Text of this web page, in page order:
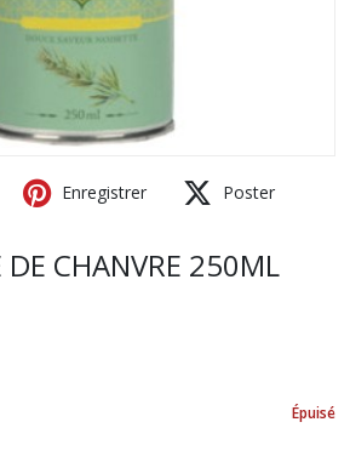
Enregistrer Poster
DE CHANVRE 250ML
Épuisé